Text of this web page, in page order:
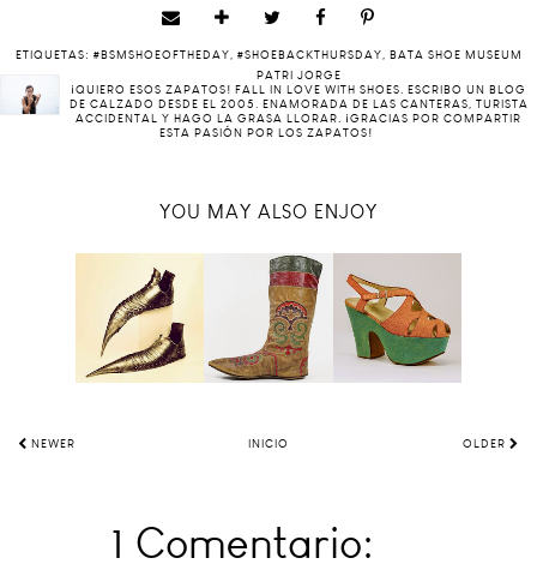
ETIQUETAS: #BSMSHOEOFTHEDAY, #SHOEBACKTHURSDAY, BATA SHOE MUSEUM
PATRI JORGE
¡QUIERO ESOS ZAPATOS! FALL IN LOVE WITH SHOES. ESCRIBO UN BLOG
DE CALZADO DESDE EL 2005. ENAMORADA DE LAS CANTERAS, TURISTA
ACCIDENTAL Y HAGO LA GRASA LLORAR. ¡GRACIAS POR COMPARTIR
ESTA PASIÓN POR LOS ZAPATOS!
YOU MAY ALSO ENJOY
NEWER INICIO OLDER
1 Comentario: